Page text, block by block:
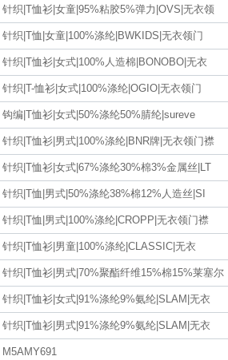
针织|T恤衫|女童|95%粘胶5%弹力|OVS|无衣领
针织|T恤|女童|100%涤纶|BWKIDS|无衣领门
针织|T恤衫|女式|100%人造棉|BONOBO|无衣
针织|T-恤衫|女式|100%涤纶|OGIO|无衣领门
钩编|T恤衫|女式|50%涤纶50%腈纶|sureve
针织|T恤衫|男式|100%涤纶|BNR牌|无衣领门襟
针织|T恤衫|女式|67%涤纶30%棉3%金属丝|LT
针织|T恤|男式|50%涤纶38%棉12%人造丝|SI
针织|T恤|男式|100%涤纶|CROPP|无衣领门襟
针织|T恤衫|男童|100%涤纶|CLASSIC|无衣
针织|T恤衫|男式|70%聚酯纤维15%棉15%莱塞尔
针织|T恤衫|女式|91%涤纶9%氨纶|SLAM|无衣
针织|T恤衫|男式|91%涤纶9%氨纶|SLAM|无衣
M5AMY691